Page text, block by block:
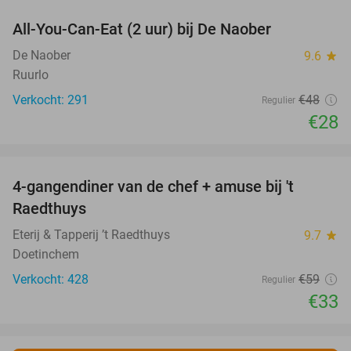
All-You-Can-Eat (2 uur) bij De Naober
De Naober 9.6 star
Ruurlo
Verkocht: 291
Regulier €48
€28
4-gangendiner van de chef + amuse bij 't
Raedthuys
Eterij & Tapperij ’t Raedthuys 9.7 star
Doetinchem
Verkocht: 428
Regulier €59
€33